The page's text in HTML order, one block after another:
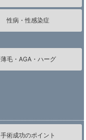
性病・性感染症
薄毛・AGA・ハーグ
手術成功のポイント